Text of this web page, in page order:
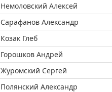
Немоловский Алексей
Сарафанов Александр
Козак Глеб
Горошков Андрей
Журомский Сергей
Полянский Александр